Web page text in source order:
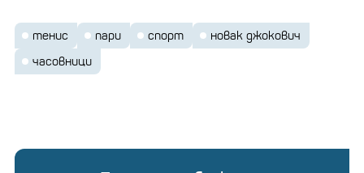
тенис пари спорт
новак джокович
часовници